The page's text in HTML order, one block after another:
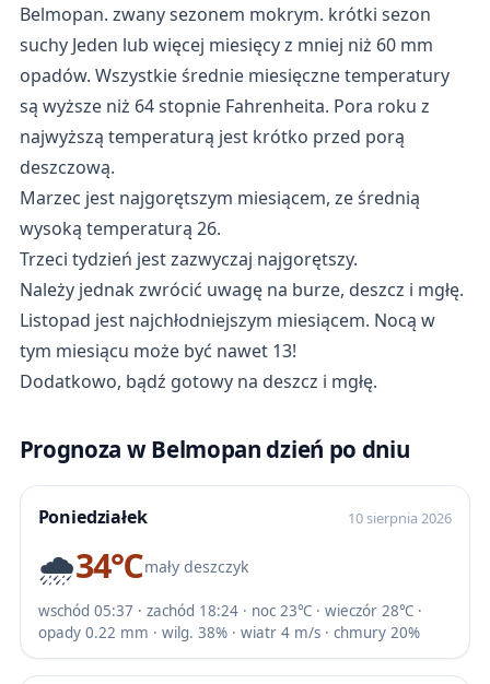
Belmopan. zwany sezonem mokrym. krótki sezon
suchy Jeden lub więcej miesięcy z mniej niż 60 mm
opadów. Wszystkie średnie miesięczne temperatury
są wyższe niż 64 stopnie Fahrenheita. Pora roku z
najwyższą temperaturą jest krótko przed porą
deszczową.
Marzec jest najgorętszym miesiącem, ze średnią
wysoką temperaturą 26.
Trzeci tydzień jest zazwyczaj najgorętszy.
Należy jednak zwrócić uwagę na burze, deszcz i mgłę.
Listopad jest najchłodniejszym miesiącem. Nocą w
tym miesiącu może być nawet 13!
Dodatkowo, bądź gotowy na deszcz i mgłę.
Prognoza w Belmopan dzień po dniu
Poniedziałek 10 sierpnia 2026
🌧️34℃mały deszczyk
wschód 05:37 · zachód 18:24 · noc 23℃ · wieczór 28℃ ·
opady 0.22 mm · wilg. 38% · wiatr 4 m/s · chmury 20%